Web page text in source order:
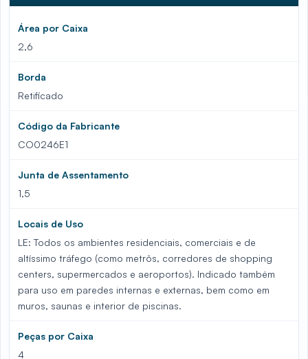
Área por Caixa
2,6
Borda
Retificado
Código da Fabricante
CO0246E1
Junta de Assentamento
1,5
Locais de Uso
LE: Todos os ambientes residenciais, comerciais e de
altíssimo tráfego (como metrôs, corredores de shopping
centers, supermercados e aeroportos). Indicado também
para uso em paredes internas e externas, bem como em
muros, saunas e interior de piscinas.
Peças por Caixa
4